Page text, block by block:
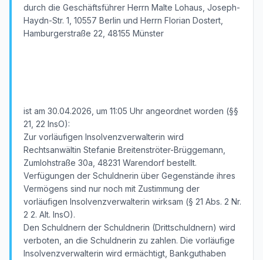
durch die Geschäftsführer Herrn Malte Lohaus, Joseph-
Haydn-Str. 1, 10557 Berlin und Herrn Florian Dostert,
Hamburgerstraße 22, 48155 Münster
ist am 30.04.2026, um 11:05 Uhr angeordnet worden (§§
21, 22 InsO):
Zur vorläufigen Insolvenzverwalterin wird
Rechtsanwältin Stefanie Breitenströter-Brüggemann,
Zumlohstraße 30a, 48231 Warendorf bestellt.
Verfügungen der Schuldnerin über Gegenstände ihres
Vermögens sind nur noch mit Zustimmung der
vorläufigen Insolvenzverwalterin wirksam (§ 21 Abs. 2 Nr.
2 2. Alt. InsO).
Den Schuldnern der Schuldnerin (Drittschuldnern) wird
verboten, an die Schuldnerin zu zahlen. Die vorläufige
Insolvenzverwalterin wird ermächtigt, Bankguthaben